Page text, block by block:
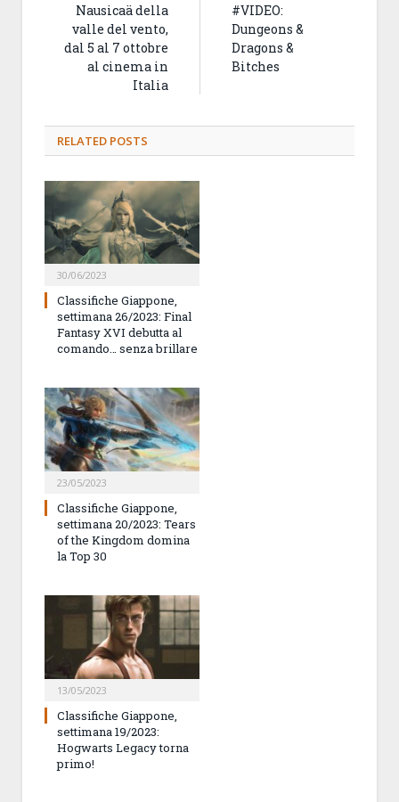
Nausicaä della
valle del vento,
dal 5 al 7 ottobre
al cinema in
Italia
#VIDEO:
Dungeons &
Dragons &
Bitches
RELATED POSTS
30/06/2023
Classifiche Giappone,
settimana 26/2023: Final
Fantasy XVI debutta al
comando… senza brillare
23/05/2023
Classifiche Giappone,
settimana 20/2023: Tears
of the Kingdom domina
la Top 30
13/05/2023
Classifiche Giappone,
settimana 19/2023:
Hogwarts Legacy torna
primo!